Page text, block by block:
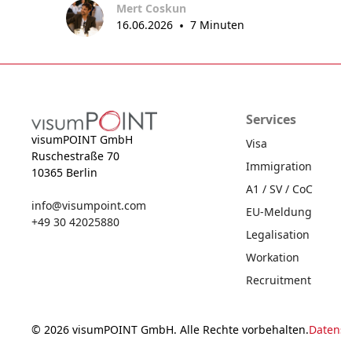
Mert Coskun
16.06.2026 • 7 Minuten
visumPOINT GmbH
Ruschestraße 70
10365 Berlin
info@visumpoint.com
+49 30 42025880
Services
Visa
Immigration
A1 / SV / CoC
EU-Meldung
Legalisation
Workation
Recruitment
© 2026 visumPOINT GmbH. Alle Rechte vorbehalten.